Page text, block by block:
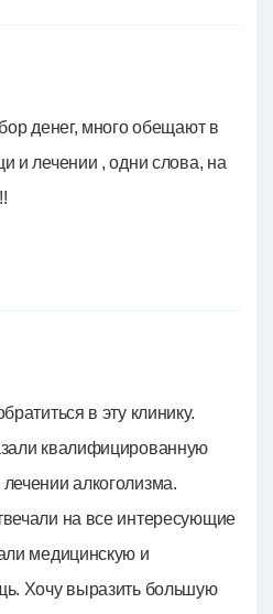
денег, много обещают в
и лечении , одни слова, на
в эту клинику.
квалифицированную
алкоголизма.
на все интересующие
медицинскую и
Хочу выразить большую